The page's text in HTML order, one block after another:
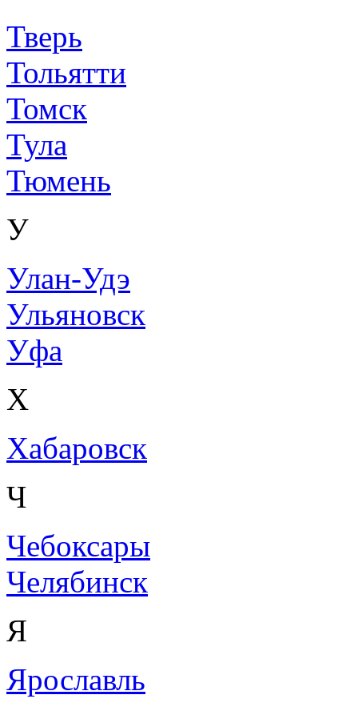
Тверь
Тольятти
Томск
Тула
Тюмень
У
Улан-Удэ
Ульяновск
Уфа
Х
Хабаровск
Ч
Чебоксары
Челябинск
Я
Ярославль